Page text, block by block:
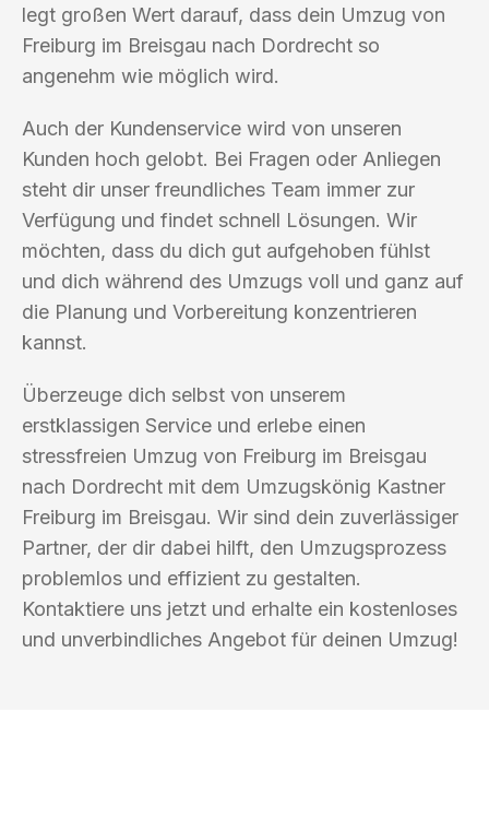
legt großen Wert darauf, dass dein Umzug von
Freiburg im Breisgau nach Dordrecht so
angenehm wie möglich wird.
Auch der Kundenservice wird von unseren
Kunden hoch gelobt. Bei Fragen oder Anliegen
steht dir unser freundliches Team immer zur
Verfügung und findet schnell Lösungen. Wir
möchten, dass du dich gut aufgehoben fühlst
und dich während des Umzugs voll und ganz auf
die Planung und Vorbereitung konzentrieren
kannst.
Überzeuge dich selbst von unserem
erstklassigen Service und erlebe einen
stressfreien Umzug von Freiburg im Breisgau
nach Dordrecht mit dem Umzugskönig Kastner
Freiburg im Breisgau. Wir sind dein zuverlässiger
Partner, der dir dabei hilft, den Umzugsprozess
problemlos und effizient zu gestalten.
Kontaktiere uns jetzt und erhalte ein kostenloses
und unverbindliches Angebot für deinen Umzug!